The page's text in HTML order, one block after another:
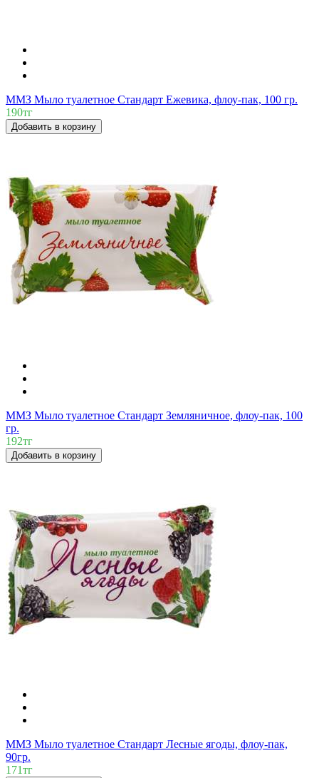
ММЗ Мыло туалетное Стандарт Ежевика, флоу-пак, 100 гр.
190тг
Добавить в корзину
ММЗ Мыло туалетное Стандарт Земляничное, флоу-пак, 100
гр.
192тг
Добавить в корзину
ММЗ Мыло туалетное Стандарт Лесные ягоды, флоу-пак,
90гр.
171тг